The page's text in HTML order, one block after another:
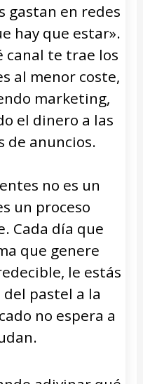
gastan en redes
hay que estar».
canal te trae los
al menor coste,
marketing,
el dinero a las
de anuncios.
no es un
un proceso
Cada día que
que genere
le estás
pastel a la
no espera a